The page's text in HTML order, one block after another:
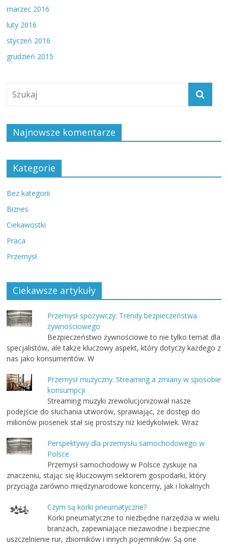
marzec 2016
luty 2016
styczeń 2016
grudzień 2015
Najnowsze komentarze
Kategorie
Bez kategorii
Biznes
Ciekawostki
Praca
Przemysł
Ciekawsze artykuły
Przemysł spożywczy: Trendy bezpieczeństwa
żywnościowego
Bezpieczeństwo żywnościowe to nie tylko temat dla
specjalistów, ale także kluczowy aspekt, który dotyczy każdego z
nas jako konsumentów. W
Przemysł muzyczny: Streaming a zmiany w sposobie
konsumpcji
Streaming muzyki zrewolucjonizował nasze
podejście do słuchania utworów, sprawiając, że dostęp do
milionów piosenek stał się prostszy niż kiedykolwiek. Wraz
Perspektywy dla przemysłu samochodowego w
Polsce
Przemysł samochodowy w Polsce zyskuje na
znaczeniu, stając się kluczowym sektorem gospodarki, który
przyciąga zarówno międzynarodowe koncerny, jak i lokalnych
Czym są korki pneumatyczne?
Korki pneumatyczne to niezbędne narzędzia w wielu
branżach, zapewniające niezawodne i bezpieczne
uszczelnienie rur, zbiorników i innych pojemników. Są one